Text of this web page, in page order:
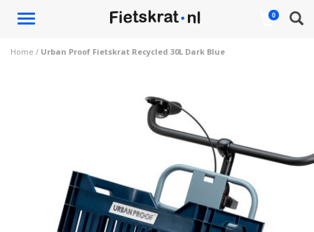
Toggle
0
Home / Urban Proof Fietskrat Recycled 30L Dark Blue